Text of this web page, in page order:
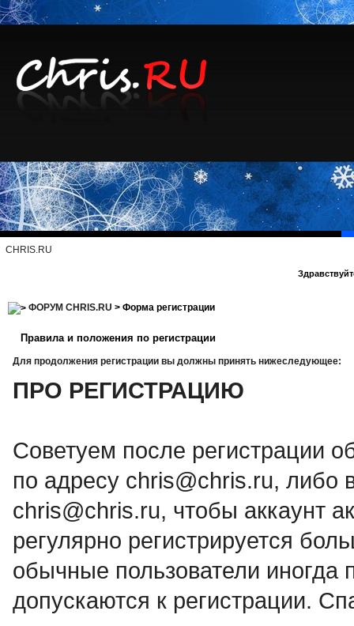
CHRIS.RU
ФОРУМ CHRIS.RU > Форма регистрации
Правила и положения по регистрации
Для продолжения регистрации вы должны принять нижеследующее:
ПРО РЕГИСТРАЦИЮ
Советуем после регистрации
по адресу chris@chris.ru, либо
chris@chris.ru, чтобы аккаунт
регулярно регистрируется
обычные пользователи иногда
допускаются к регистрации.